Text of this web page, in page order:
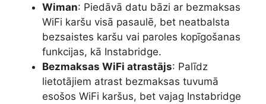
Wiman: Piedāvā datu bāzi ar bezmaksas
WiFi karšu visā pasaulē, bet neatbalsta
bezsaistes karšu vai paroles kopīgošanas
funkcijas, kā Instabridge.
Bezmaksas WiFi atrastājs: Palīdz
lietotājiem atrast bezmaksas tuvumā
esošos WiFi karšus, bet vajag Instabridge